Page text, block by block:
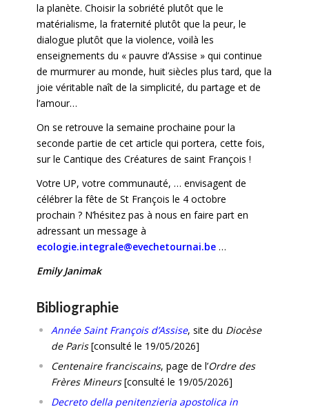
la planète. Choisir la sobriété plutôt que le
matérialisme, la fraternité plutôt que la peur, le
dialogue plutôt que la violence, voilà les
enseignements du « pauvre d’Assise » qui continue
de murmurer au monde, huit siècles plus tard, que la
joie véritable naît de la simplicité, du partage et de
l’amour…
On se retrouve la semaine prochaine pour la
seconde partie de cet article qui portera, cette fois,
sur le Cantique des Créatures de saint François !
Votre UP, votre communauté, … envisagent de
célébrer la fête de St François le 4 octobre
prochain ? N’hésitez pas à nous en faire part en
adressant un message à
ecologie.integrale@evechetournai.be …
Emily Janimak
Bibliographie
Année Saint François d’Assise, site du Diocèse
de Paris[consulté le 19/05/2026]
Centenaire franciscains, page de l’Ordre des
Frères Mineurs[consulté le 19/05/2026]
Decreto della penitenzieria apostolica in